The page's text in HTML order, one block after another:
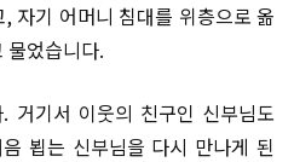
자기 어머니 침대를 위층으로 옮
물었습니다.
거기서 이웃의 친구인 신부님도
뵙는 신부님을 다시 만나게 된